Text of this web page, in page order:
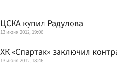
ЦСКА купил Радулова
13 июня 2012, 19:06
ХК «Спартак» заключил
13 июня 2012, 18:46